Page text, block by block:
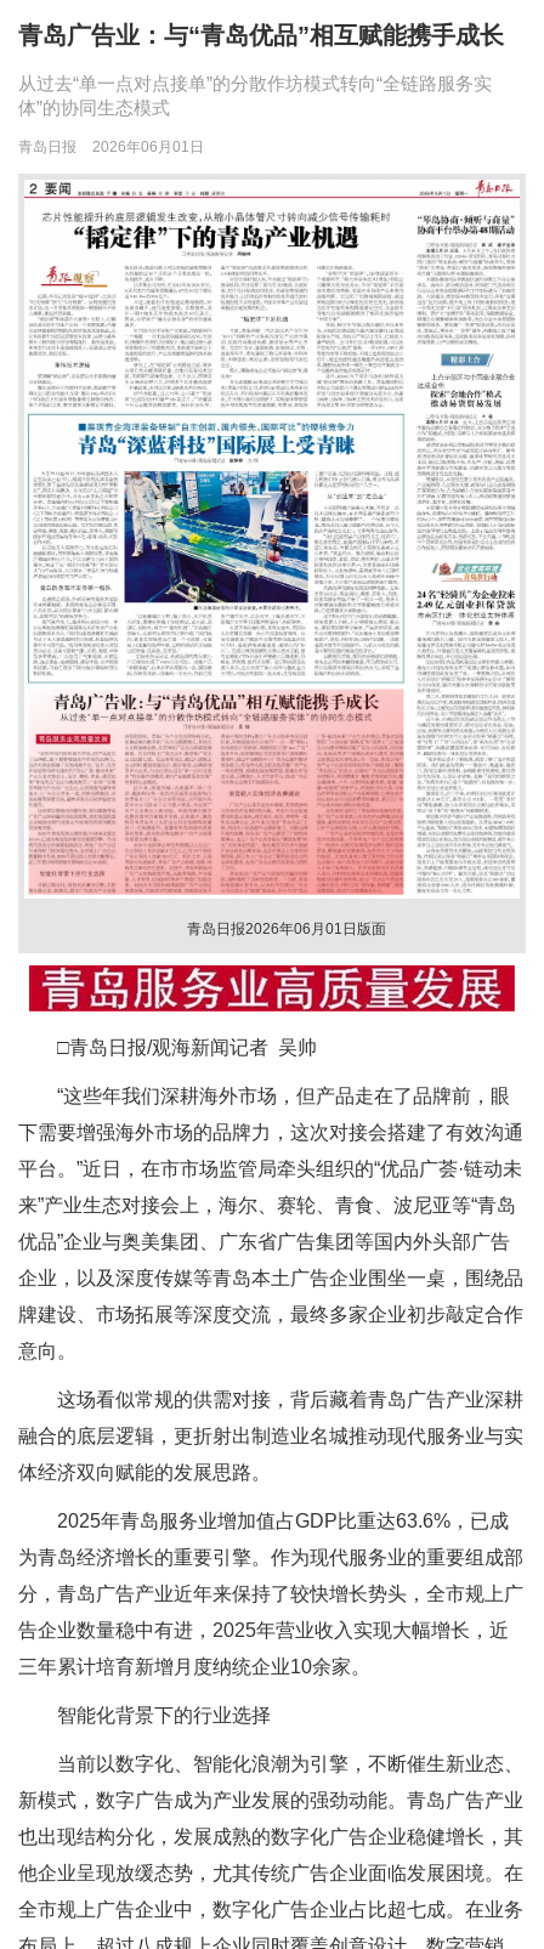
青岛广告业：与“青岛优品”相互赋能携手成长
从过去“单一点对点接单”的分散作坊模式转向“全链路服务实
体”的协同生态模式
青岛日报 2026年06月01日
青岛日报2026年06月01日版面
□青岛日报/观海新闻记者 吴帅
“这些年我们深耕海外市场，但产品走在了品牌前，眼
下需要增强海外市场的品牌力，这次对接会搭建了有效沟通
平台。”近日，在市市场监管局牵头组织的“优品广荟·链动未
来”产业生态对接会上，海尔、赛轮、青食、波尼亚等“青岛
优品”企业与奥美集团、广东省广告集团等国内外头部广告
企业，以及深度传媒等青岛本土广告企业围坐一桌，围绕品
牌建设、市场拓展等深度交流，最终多家企业初步敲定合作
意向。
这场看似常规的供需对接，背后藏着青岛广告产业深耕
融合的底层逻辑，更折射出制造业名城推动现代服务业与实
体经济双向赋能的发展思路。
2025年青岛服务业增加值占GDP比重达63.6%，已成
为青岛经济增长的重要引擎。作为现代服务业的重要组成部
分，青岛广告产业近年来保持了较快增长势头，全市规上广
告企业数量稳中有进，2025年营业收入实现大幅增长，近
三年累计培育新增月度纳统企业10余家。
智能化背景下的行业选择
当前以数字化、智能化浪潮为引擎，不断催生新业态、
新模式，数字广告成为产业发展的强劲动能。青岛广告产业
也出现结构分化，发展成熟的数字化广告企业稳健增长，其
他企业呈现放缓态势，尤其传统广告企业面临发展困境。在
全市规上广告企业中，数字化广告企业占比超七成。在业务